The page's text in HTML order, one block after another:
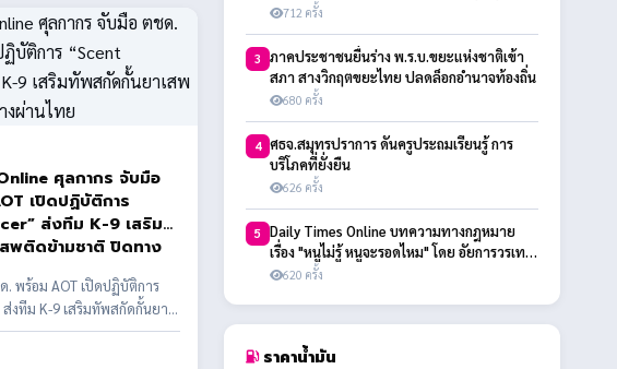
ศุลกากร จับมือ
เปิดปฏิบัติการ
ส่งทีม K-9 เสริม
พติดข้ามชาติ ปิดทาง
. พร้อม AOT เปิดปฏิบัติการ
ส่งทีม K-9 เสริมทัพสกัดกั้นยา
ขยายตลาดสู่ 10 ประเทศแอฟริกา
712 ครั้ง
3 ภาคประชาชนยื่นร่าง พ.ร.บ.ขยะแห่งชาติเข้า
สภา สางวิกฤตขยะไทย ปลดล็อกอำนาจท้องถิ่น
680 ครั้ง
4 ศธจ.สมุทรปราการ ดันครูประถมเรียนรู้ การ
บริโภคที่ยั่งยืน
626 ครั้ง
5 Daily Times Online บทความทางกฎหมาย
เรื่อง "หนูไม่รู้ หนูจะรอดไหม" โดย อัยการวรเทพ
สกุลพิชัยรัตน์
620 ครั้ง
ราคาน้ำมัน